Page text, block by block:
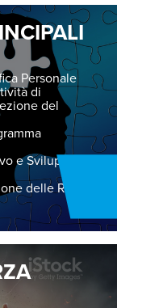
Personale
di
del
e Sviluppo del
delle Risorse